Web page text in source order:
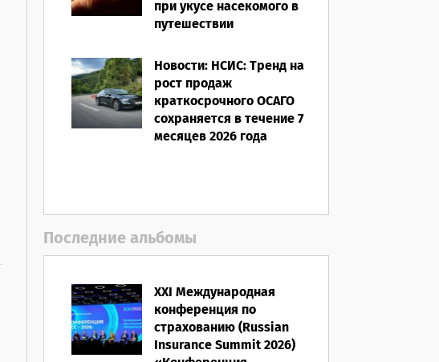
при укусе насекомого в
путешествии
Новости: НСИС: Тренд на
рост продаж
краткосрочного ОСАГО
сохраняется в течение 7
месяцев 2026 года
Последние альбомы
XXI Международная
конференция по
страхованию (Russian
Insurance Summit 2026)